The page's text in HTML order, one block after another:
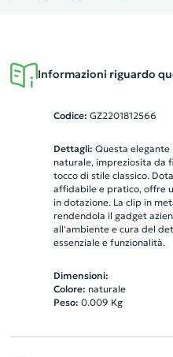
Informazioni riguardo
Codice: GZ2201812566
Dettagli: Questa elegante
naturale, impreziosita da
tocco di stile classico.
affidabile e pratico, offre
in dotazione. La clip in
rendendola il gadget
all'ambiente e cura del
essenziale e funzionalità.
Dimensioni:
Colore: naturale
Peso: 0.009 Kg